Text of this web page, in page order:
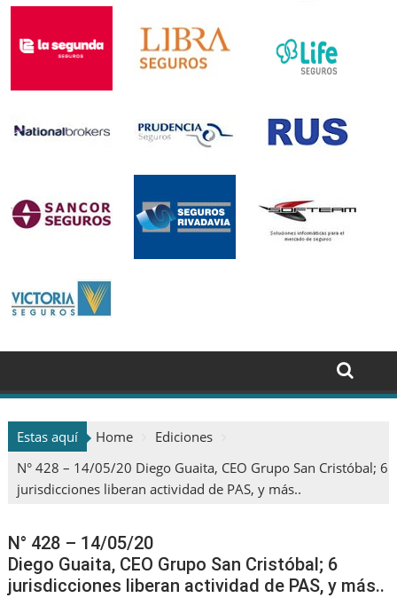
Estas aquí Home
Ediciones
N° 428 – 14/05/20 Diego Guaita, CEO Grupo San Cristóbal; 6
jurisdicciones liberan actividad de PAS, y más..
N° 428 – 14/05/20
Diego Guaita, CEO Grupo San Cristóbal; 6
jurisdicciones liberan actividad de PAS, y más..